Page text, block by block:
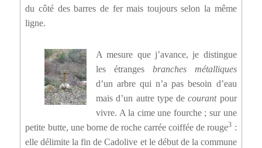
du côté des barres de fer mais toujours selon la même
ligne.
A mesure que j’avance, je distingue
les étranges branches métalliques
d’un arbre qui n’a pas besoin d’eau
mais d’un autre type decourantpour
vivre. A la cime une fourche ; sur une
petite butte, une borne de roche carrée coiffée de rouge3 :
elle délimite la fin de Cadolive et le début de la commune